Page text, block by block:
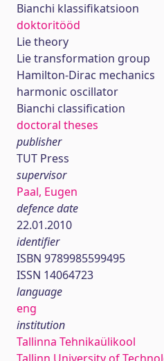
Bianchi klassifikatsioon
doktoritööd
Lie theory
Lie transformation group
Hamilton-Dirac mechanics
harmonic oscillator
Bianchi classification
doctoral theses
publisher
TUT Press
supervisor
Paal, Eugen
defence date
22.01.2010
identifier
ISBN 9789985599495
ISSN 14064723
language
eng
institution
Tallinna Tehnikaülikool